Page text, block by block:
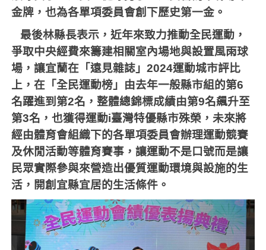
金牌，也為各單項委員會創下歷史第一金。
最後林縣長表示，近年來致力推動全民運動，
爭取中央經費來籌建相關室內場地與設置風雨球
場，讓宜蘭在「遠見雜誌」2024運動城市評比
上，在「全民運動榜」由去年一般縣市組的第6
名躍進到第2名，整體總錦標成績由第9名飆升至
第3名，也獲得運動i臺灣特優縣市殊榮，未來將
經由體育會組織下的各單項委員會辦理運動競賽
及休閒活動等體育賽事，讓運動不是口號而是讓
民眾實際參與來營造出優質運動環境與設施的生
活，開創宜縣宜居的生活條件。